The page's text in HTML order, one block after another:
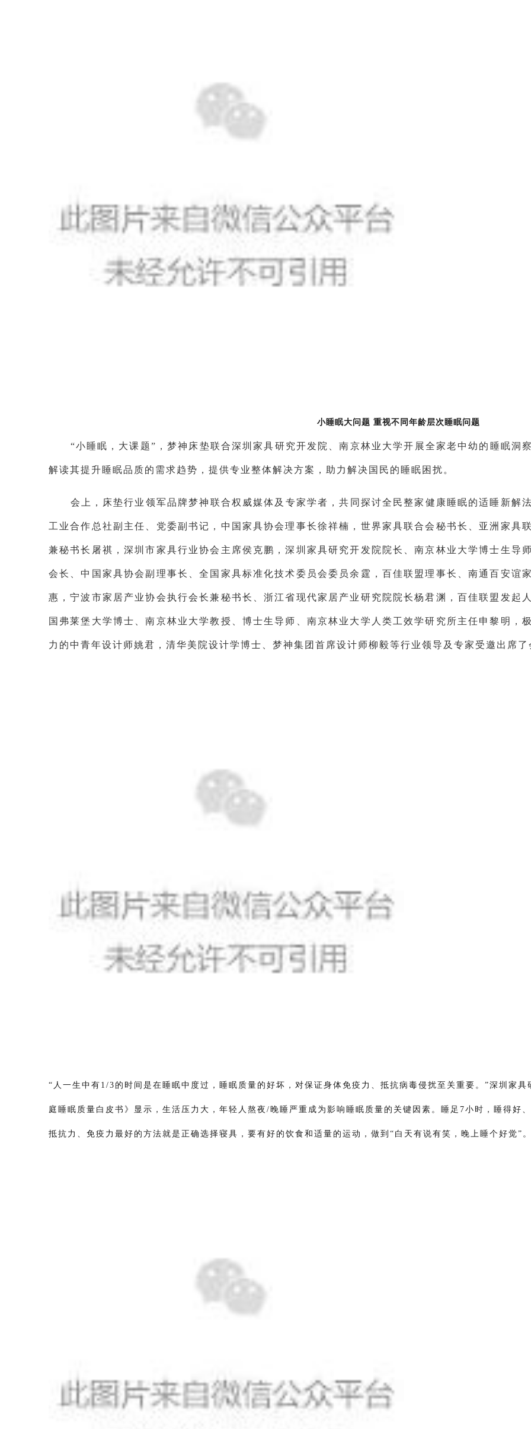
小睡眠大问题 重视不同年龄层次睡眠问题
“小睡眠，大课题”，梦神床垫联合深圳家具研究开发院、南京林业大学开展全家老中幼的睡眠洞
解读其提升睡眠品质的需求趋势，提供专业整体解决方案，助力解决国民的睡眠困扰。
会上，床垫行业领军品牌梦神联合权威媒体及专家学者，共同探讨全民整家健康睡眠的适睡新解
工业合作总社副主任、党委副书记，中国家具协会理事长徐祥楠，世界家具联合会秘书长、亚洲家具
兼秘书长屠祺，深圳市家具行业协会主席侯克鹏，深圳家具研究开发院院长、南京林业大学博士生导
会长、中国家具协会副理事长、全国家具标准化技术委员会委员余霆，百佳联盟理事长、南通百安谊
惠，宁波市家居产业协会执行会长兼秘书长、浙江省现代家居产业研究院院长杨君渊，百佳联盟发起
国弗莱堡大学博士、南京林业大学教授、博士生导师、南京林业大学人类工效学研究所主任申黎明，
力的中青年设计师姚君，清华美院设计学博士、梦神集团首席设计师柳毅等行业领导及专家受邀出席了
“人一生中有1/3的时间是在睡眠中度过，睡眠质量的好坏，对保证身体免疫力、抵抗病毒侵扰至关重要。”深圳家
庭睡眠质量白皮书》显示，生活压力大，年轻人熬夜/晚睡严重成为影响睡眠质量的关键因素。睡足7小时，睡得好
抵抗力、免疫力最好的方法就是正确选择寝具，要有好的饮食和适量的运动，做到“白天有说有笑，晚上睡个好觉”